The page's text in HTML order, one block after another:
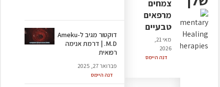
צמחים
מרפאים
טבעיים
דנה היימס
מאי 21,
2026
דוקטור מגיב ל-Ameku
M.D. | דרמת אנימה
רפואית
דנה היימס
פברואר 27, 2025